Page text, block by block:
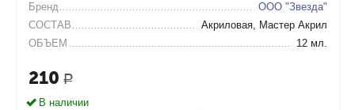
Бренд
ООО "Звезда"
СОСТАВ
Акриловая, Мастер Акрил
ОБЪЕМ
12 мл.
210 Р
В наличии